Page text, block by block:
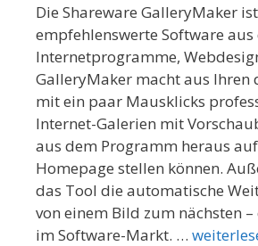
Die Shareware GalleryMaker
empfehlenswerte Software
Internetprogramme,
GalleryMaker macht aus Ihren
mit ein paar Mausklicks
Internet-Galerien mit
aus dem Programm heraus
Homepage stellen können.
das Tool die automatische
von einem Bild zum nächsten
im Software-Markt. …